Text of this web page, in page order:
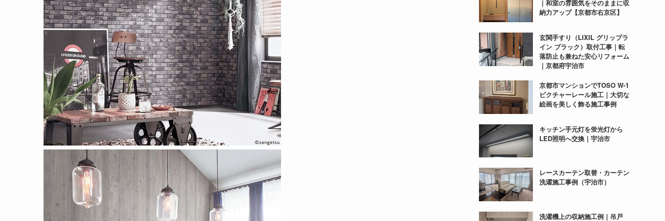
｜和室の雰囲気をそのままに収
納力アップ【京都市右京区】
玄関手すり（LIXIL グリップラ
イン ブラック）取付工事｜転
落防止も兼ねた安心リフォーム
｜京都府宇治市
京都市マンションでTOSO W-1
ピクチャーレール施工｜大切な
絵画を美しく飾る施工事例
キッチン手元灯を蛍光灯から
LED照明へ交換｜宇治市
レースカーテン取替・カーテン
洗濯施工事例（宇治市）
洗濯機上の収納施工例｜吊戸